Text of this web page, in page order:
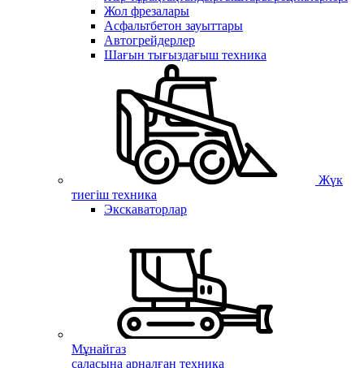
Жол фрезалары
Асфальтбетон зауыттары
Автогрейдерлер
Шағын тығыздағыш техника
Жүк
тиегіш техника
Экскаваторлар
Мұнайгаз
саласына арналған техника